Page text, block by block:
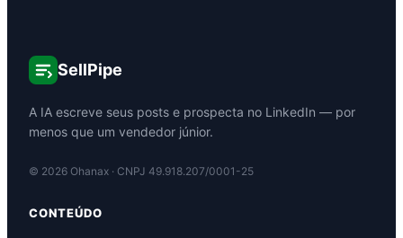
SellPipe
A IA escreve seus posts e prospecta no LinkedIn — por
menos que um vendedor júnior.
© 2026 Ohanax · CNPJ 49.918.207/0001-25
CONTEÚDO